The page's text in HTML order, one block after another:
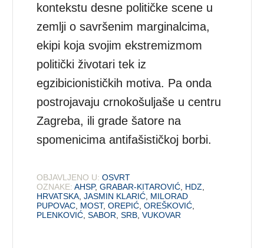
kontekstu desne političke scene u
zemlji o savršenim marginalcima,
ekipi koja svojim ekstremizmom
politički životari tek iz
egzibicionističkih motiva. Pa onda
postrojavaju crnokošuljaše u centru
Zagreba, ili grade šatore na
spomenicima antifašističkoj borbi.
OBJAVLJENO U: OSVRT
OZNAKE: AHSP,GRABAR-KITAROVIĆ HDZ
HRVATSKA ,JASMIN KLARIĆ MILORAD
PUPOVAC MOST,OREPIĆ ,OREŠKOVIĆ
PLENKOVIĆ ,SABOR ,SRB ,VUKOVAR